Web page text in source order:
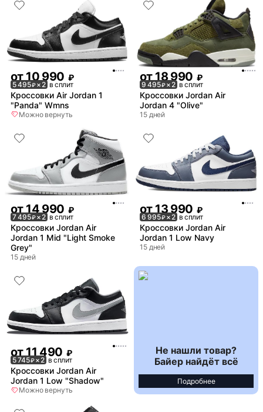
от 10 990 ₽
5 495₽× 2 в сплит
Кроссовки Air Jordan 1
"Panda" Wmns
Можно вернуть
от 18 990 ₽
9 495₽× 2 в сплит
Кроссовки Jordan Air
Jordan 4 "Olive"
15 дней
от14 990 ₽
7 495₽× 2 в сплит
Кроссовки Jordan Air
Jordan 1 Mid "Light Smoke
Grey"
15 дней
от13 990 ₽
6 995₽× 2 в сплит
Кроссовки Jordan Air
Jordan 1 Low Navy
15 дней
от11 490 ₽
5 745₽× 2 в сплит
Кроссовки Jordan Air
Jordan 1 Low "Shadow"
Можно вернуть
Не нашли товар?
Байер найдёт всё
Подробнее